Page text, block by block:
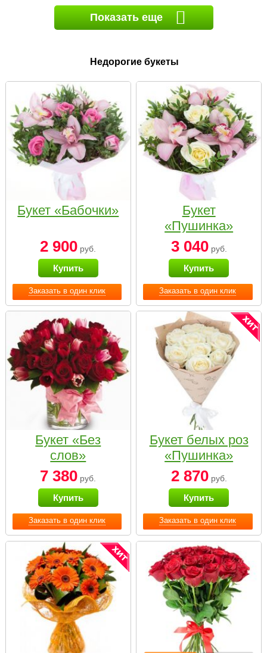
Показать еще
Недорогие букеты
Заказать в один клик
Букет «Бабочки»
2 900 руб.
Купить
Заказать в один клик
Букет
«Пушинка»
3 040руб.
Купить
Заказать в один клик
Букет «Без
слов»
7 380 руб.
Купить
Заказать в один клик
Букет белых роз
«Пушинка»
2 870руб.
Купить